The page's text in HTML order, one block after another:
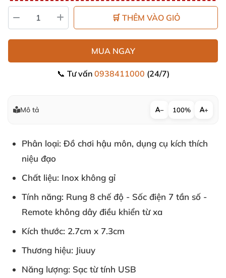
🛒 THÊM VÀO GIỎ
MUA NGAY
📞 Tư vấn 0938411000 (24/7)
Mô tả − 100% +
Phân loại: Đồ chơi hậu môn, dụng cụ kích thích
niệu đạo
Chất liệu: Inox không gỉ
Tính năng: Rung 8 chế độ - Sốc điện 7 tần số -
Remote không dây điều khiển từ xa
Kích thước: 2.7cm x 7.3cm
Thương hiệu: Jiuuy
Năng lượng: Sạc từ tính USB